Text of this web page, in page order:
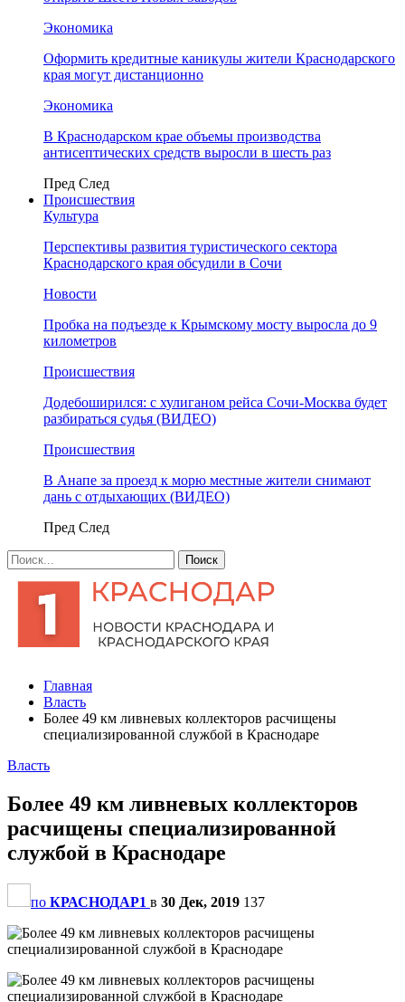
Экономика
Оформить кредитные каникулы жители Краснодарского
края могут дистанционно
Экономика
В Краснодарском крае объемы производства
антисептических средств выросли в шесть раз
Пред След
Происшествия
Культура
Перспективы развития туристического сектора
Краснодарского края обсудили в Сочи
Новости
Пробка на подъезде к Крымскому мосту выросла до 9
километров
Происшествия
Додебоширился: с хулиганом рейса Сочи-Москва будет
разбираться судья (ВИДЕО)
Происшествия
В Анапе за проезд к морю местные жители снимают
дань с отдыхающих (ВИДЕО)
Пред След
Главная
Власть
Более 49 км ливневых коллекторов расчищены
специализированной службой в Краснодаре
Власть
Более 49 км ливневых коллекторов
расчищены специализированной
службой в Краснодаре
по КРАСНОДАР1 в 30 Дек, 2019 137